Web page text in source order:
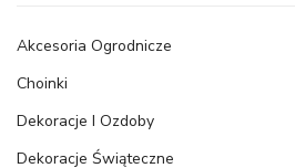
Akcesoria Ogrodnicze
Choinki
Dekoracje I Ozdoby
Dekoracje Świąteczne